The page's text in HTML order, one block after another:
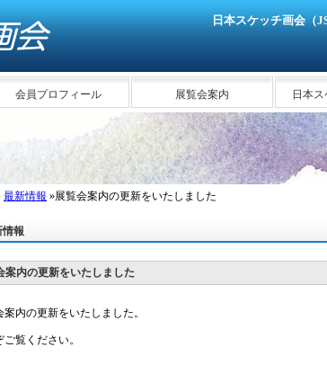
日本スケッチ画会（
会員プロフィール 展覧会案内 日本
最新情報 »展覧会案内の更新をいたしました
情報
案内の更新をいたしました
案内の更新をいたしました。
ご覧ください。